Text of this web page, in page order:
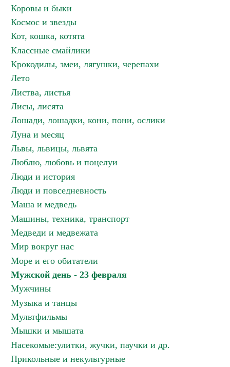
Коровы и быки
Космос и звезды
Кот, кошка, котята
Классные смайлики
Крокодилы, змеи, лягушки, черепахи
Лето
Листва, листья
Лисы, лисята
Лошади, лошадки, кони, пони, ослики
Луна и месяц
Львы, львицы, львята
Люблю, любовь и поцелуи
Люди и история
Люди и повседневность
Маша и медведь
Машины, техника, транспорт
Медведи и медвежата
Мир вокруг нас
Море и его обитатели
Мужской день - 23 февраля
Мужчины
Музыка и танцы
Мультфильмы
Мышки и мышата
Насекомые:улитки, жучки, паучки и др.
Прикольные и некультурные